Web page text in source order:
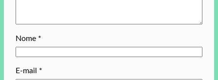
Nome *
E-mail *